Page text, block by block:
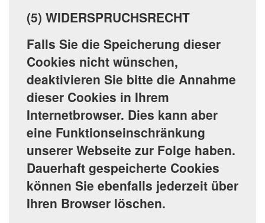
(5) WIDERSPRUCHSRECHT
Falls Sie die Speicherung dieser
Cookies nicht wünschen,
deaktivieren Sie bitte die Annahme
dieser Cookies in Ihrem
Internetbrowser. Dies kann aber
eine Funktionseinschränkung
unserer Webseite zur Folge haben.
Dauerhaft gespeicherte Cookies
können Sie ebenfalls jederzeit über
Ihren Browser löschen.